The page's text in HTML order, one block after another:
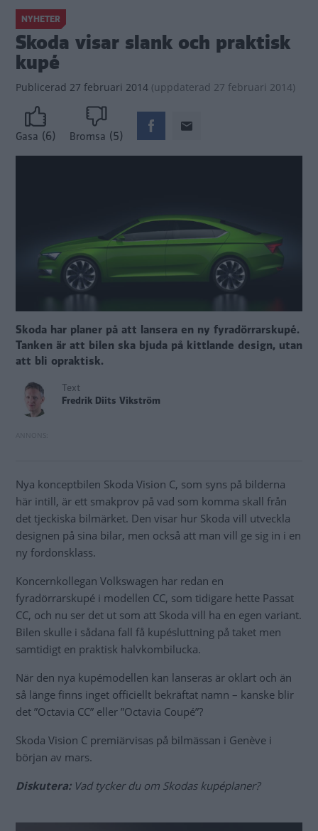
NYHETER
Skoda visar slank och praktisk
kupé
Publicerad 27 februari 2014 (uppdaterad 27 februari 2014)
Gasa (6) Bromsa (5)
Skoda har planer på att lansera en ny fyradörrarskupé.
Tanken är att bilen ska bjuda på kittlande design, utan
att bli opraktisk.
Text
Fredrik Diits Vikström
Nya konceptbilen Skoda Vision C, som syns på bilderna
här intill, är ett smakprov på vad som komma skall från
det tjeckiska bilmärket. Den visar hur Skoda vill utveckla
designen på sina bilar, men också att man vill ge sig in i en
ny fordonsklass.
Koncernkollegan Volkswagen har redan en
fyradörrarskupé i modellen CC, som tidigare hette Passat
CC, och nu ser det ut som att Skoda vill ha en egen variant.
Bilen skulle i sådana fall få kupésluttning på taket men
samtidigt en praktisk halvkombilucka.
När den nya kupémodellen kan lanseras är oklart och än
så länge finns inget officiellt bekräftat namn – kanske blir
det ”Octavia CC” eller ”Octavia Coupé”?
Skoda Vision C premiärvisas på bilmässan i Genève i
början av mars.
Diskutera: Vad tycker du om Skodas kupéplaner?